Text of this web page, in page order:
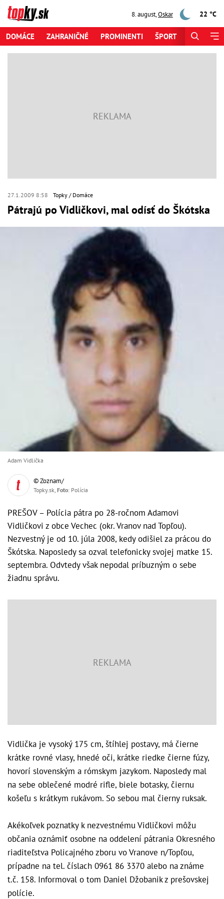
8. august,Oskar 22 °C
DOMÁCE ZAHRANIČNÉ PROMINENTI ŠPORT
27.1.2009 8:58 Topky Domáce
Pátrajú po Vidličkovi, mal odísť do Škótska
Adam Vidlička
© Zoznam/
Topky.sk, Foto: Polícia
PREŠOV – Polícia pátra po 28-ročnom Adamovi
Vidličkovi z obce Vechec (okr. Vranov nad Topľou).
Nezvestný je od 10. júla 2008, kedy odišiel za prácou do
Škótska. Naposledy sa ozval telefonicky svojej matke 15.
septembra. Odvtedy však nepodal príbuzným o sebe
žiadnu správu.
Vidlička je vysoký 175 cm, štíhlej postavy, má čierne
krátke rovné vlasy, hnedé oči, krátke riedke čierne fúzy,
hovorí slovenským a rómskym jazykom. Naposledy mal
na sebe oblečené modré rifle, biele botasky, čiernu
košeľu s krátkym rukávom. So sebou mal čierny ruksak.
Akékoľvek poznatky k nezvestnému Vidličkovi môžu
občania oznámiť osobne na oddelení pátrania Okresného
riaditeľstva Policajného zboru vo Vranove n/Topľou,
prípadne na tel. číslach 0961 86 3370 alebo na známe
t.č. 158. Informoval o tom Daniel Džobanik z prešovskej
polície.